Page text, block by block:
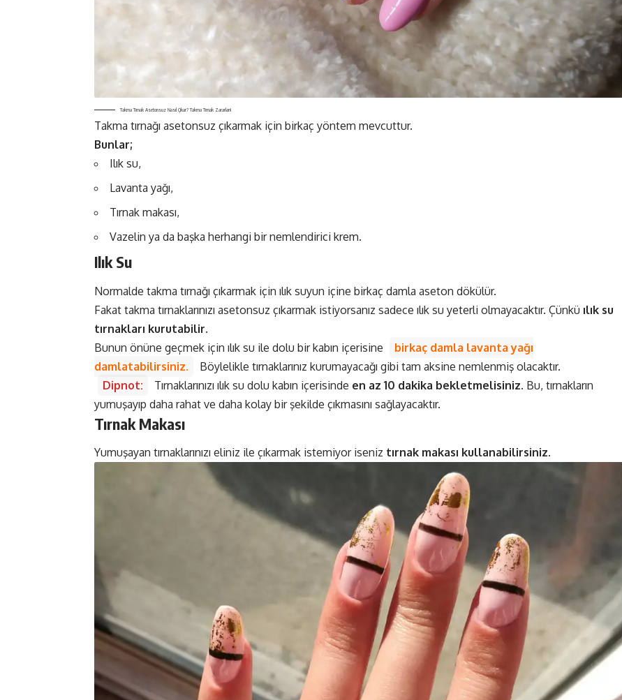
Takma Tırnak Asetonsuz Nasıl Çıkar? Takma Tırnak Zararları!
Takma tırnağı asetonsuz çıkarmak için birkaç yöntem mevcuttur.
Bunlar;
Ilık su,
Lavanta yağı,
Tırnak makası,
Vazelin ya da başka herhangi bir nemlendirici krem.
Ilık Su
Normalde takma tırnağı çıkarmak için ılık suyun içine birkaç damla aseton dökülür.
Fakat takma tırnaklarınızı asetonsuz çıkarmak istiyorsanız sadece ılık su yeterli olmayacaktır. Çünkü ılık su
tırnakları kurutabilir.
Bunun önüne geçmek için ılık su ile dolu bir kabın içerisine
birkaç damla lavanta yağı
damlatabilirsiniz.
Böylelikle tırnaklarınız kurumayacağı gibi tam aksine nemlenmiş olacaktır.
Dipnot:
Tırnaklarınızı ılık su dolu kabın içerisinde en az 10 dakika bekletmelisiniz. Bu, tırnakların
yumuşayıp daha rahat ve daha kolay bir şekilde çıkmasını sağlayacaktır.
Tırnak Makası
Yumuşayan tırnaklarınızı eliniz ile çıkarmak istemiyor iseniz tırnak makası kullanabilirsiniz.